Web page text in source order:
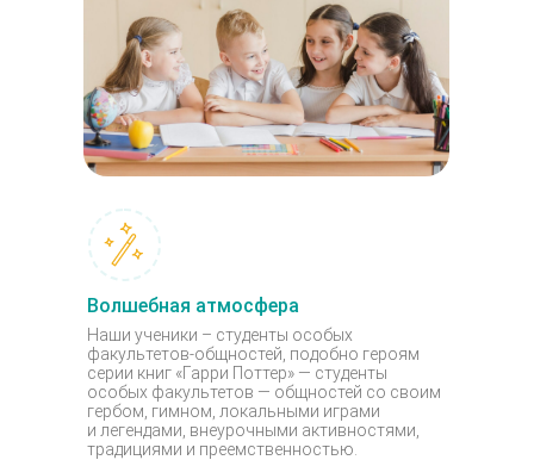
Волшебная атмосфера
Наши ученики – студенты особых
факультетов-общностей, подобно героям
серии книг «Гарри Поттер» — студенты
особых факультетов — общностей со своим
гербом, гимном, локальными играми
и легендами, внеурочными активностями,
традициями и преемственностью.